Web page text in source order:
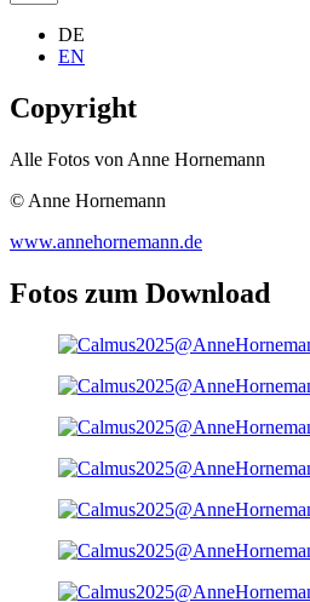
DE
EN
Copyright
Alle Fotos von Anne Hornemann
© Anne Hornemann
www.annehornemann.de
Fotos zum Download